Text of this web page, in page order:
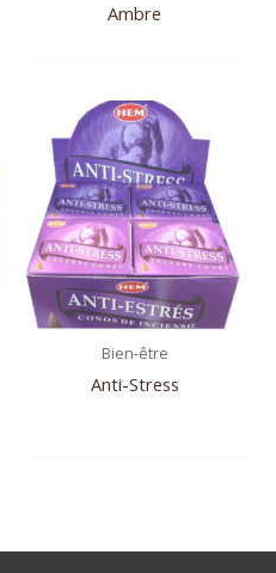
Ambre
Bien-être
Anti-Stress